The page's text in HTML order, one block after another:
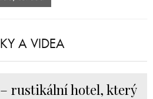
A VIDEA
rustikální hotel, který